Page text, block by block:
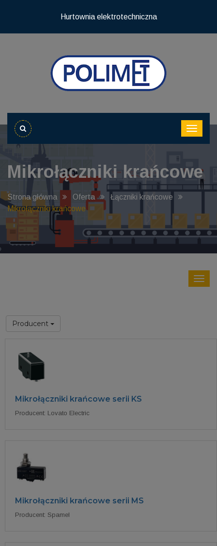
Hurtownia elektrotechniczna
Mikrołączniki krańcowe
Strona główna Oferta
Łączniki krańcowe
Mikrołączniki krańcowe
Producent
Mikrołączniki krańcowe serii KS
Producent: Lovato Electric
Mikrołączniki krańcowe serii MS
Producent: Spamel